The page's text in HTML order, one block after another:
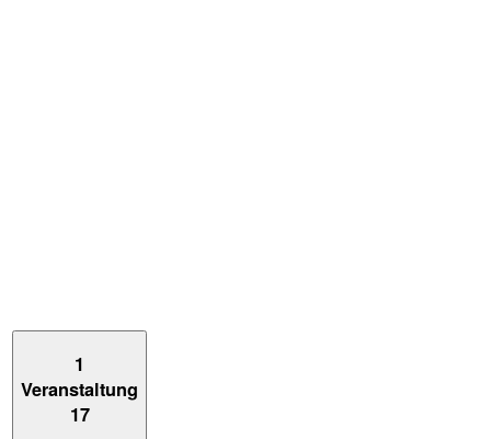
1
Veranstaltung
17